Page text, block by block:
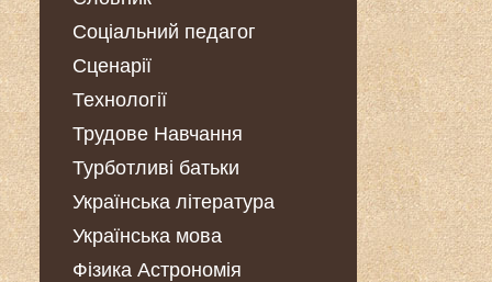
Соціальний педагог
Сценарії
Технології
Трудове Навчання
Турботливі батьки
Українська література
Українська мова
Фізика Астрономія